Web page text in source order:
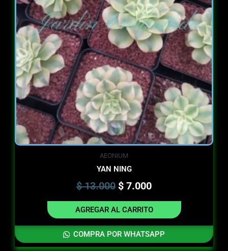
AEONIUM
YAN NING
$13.000 $ 7.000
AGREGAR AL CARRITO
COMPRA POR WHATSAPP